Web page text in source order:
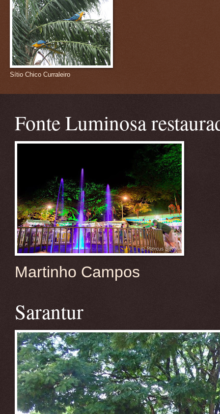
Sítio Chico Curraleiro
Fonte Luminosa
Martinho Campos
Sarantur